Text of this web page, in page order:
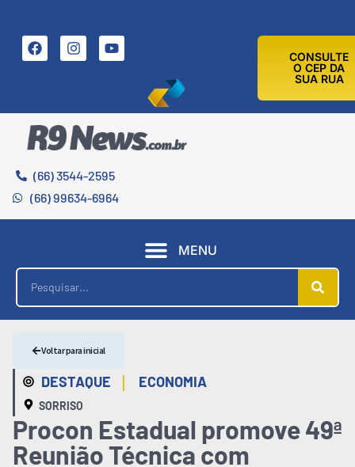
CONSULTE
O CEP DA
SUA RUA
(66) 3544-2595
(66) 99634-6964
MENU
DESTAQUE | ECONOMIA
SORRISO
Voltar para inicial
Procon Estadual promove 49ª
Reunião Técnica com